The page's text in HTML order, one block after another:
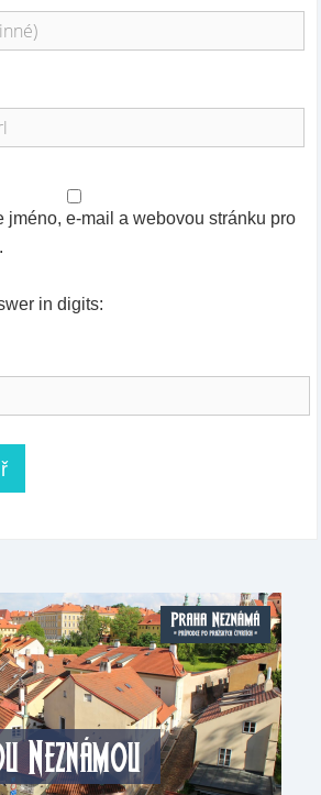
jméno, e-mail a webovou stránku pro
in digits: